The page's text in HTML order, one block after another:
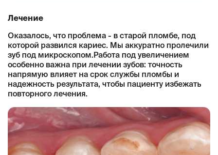
Лечение
Оказалось, что проблема - в старой пломбе, под
которой развился кариес. Мы аккуратно пролечили
зуб под микроскопом.Работа под увеличением
особенно важна при лечении зубов: точность
напрямую влияет на срок службы пломбы и
надежность результата, чтобы пациенту избежать
повторного лечения.